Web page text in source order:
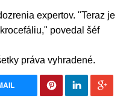
expertov. "Teraz je
povedal šéf
práva vyhradené.